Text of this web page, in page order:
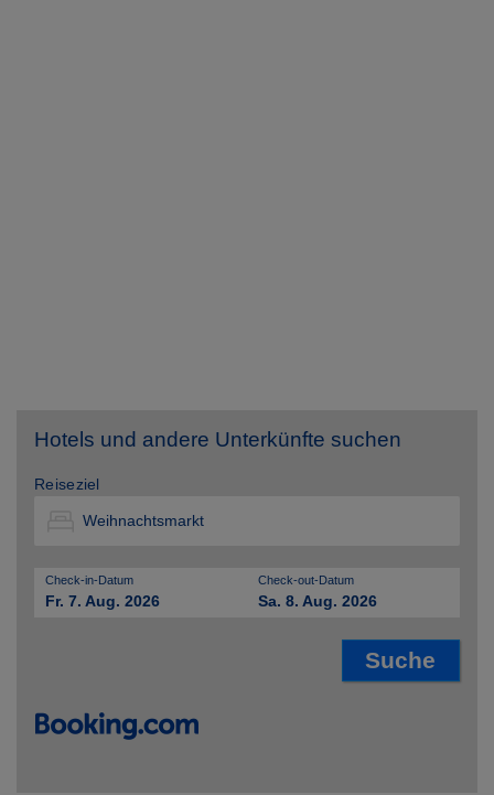
Hotels und andere Unterkünfte suchen
Reiseziel
Check-in-Datum
Fr. 7. Aug. 2026
Check-out-Datum
Sa. 8. Aug. 2026